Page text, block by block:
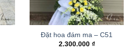
Đặt hoa đám ma – C51
2.300.000 ₫